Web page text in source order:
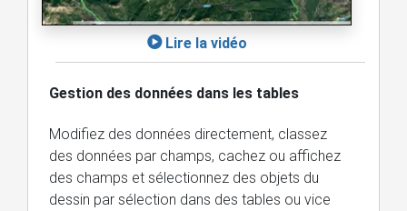
Lire la vidéo
Gestion des données dans les tables
Modifiez des données directement, classez
des données par champs, cachez ou affichez
des champs et sélectionnez des objets du
dessin par sélection dans des tables ou vice